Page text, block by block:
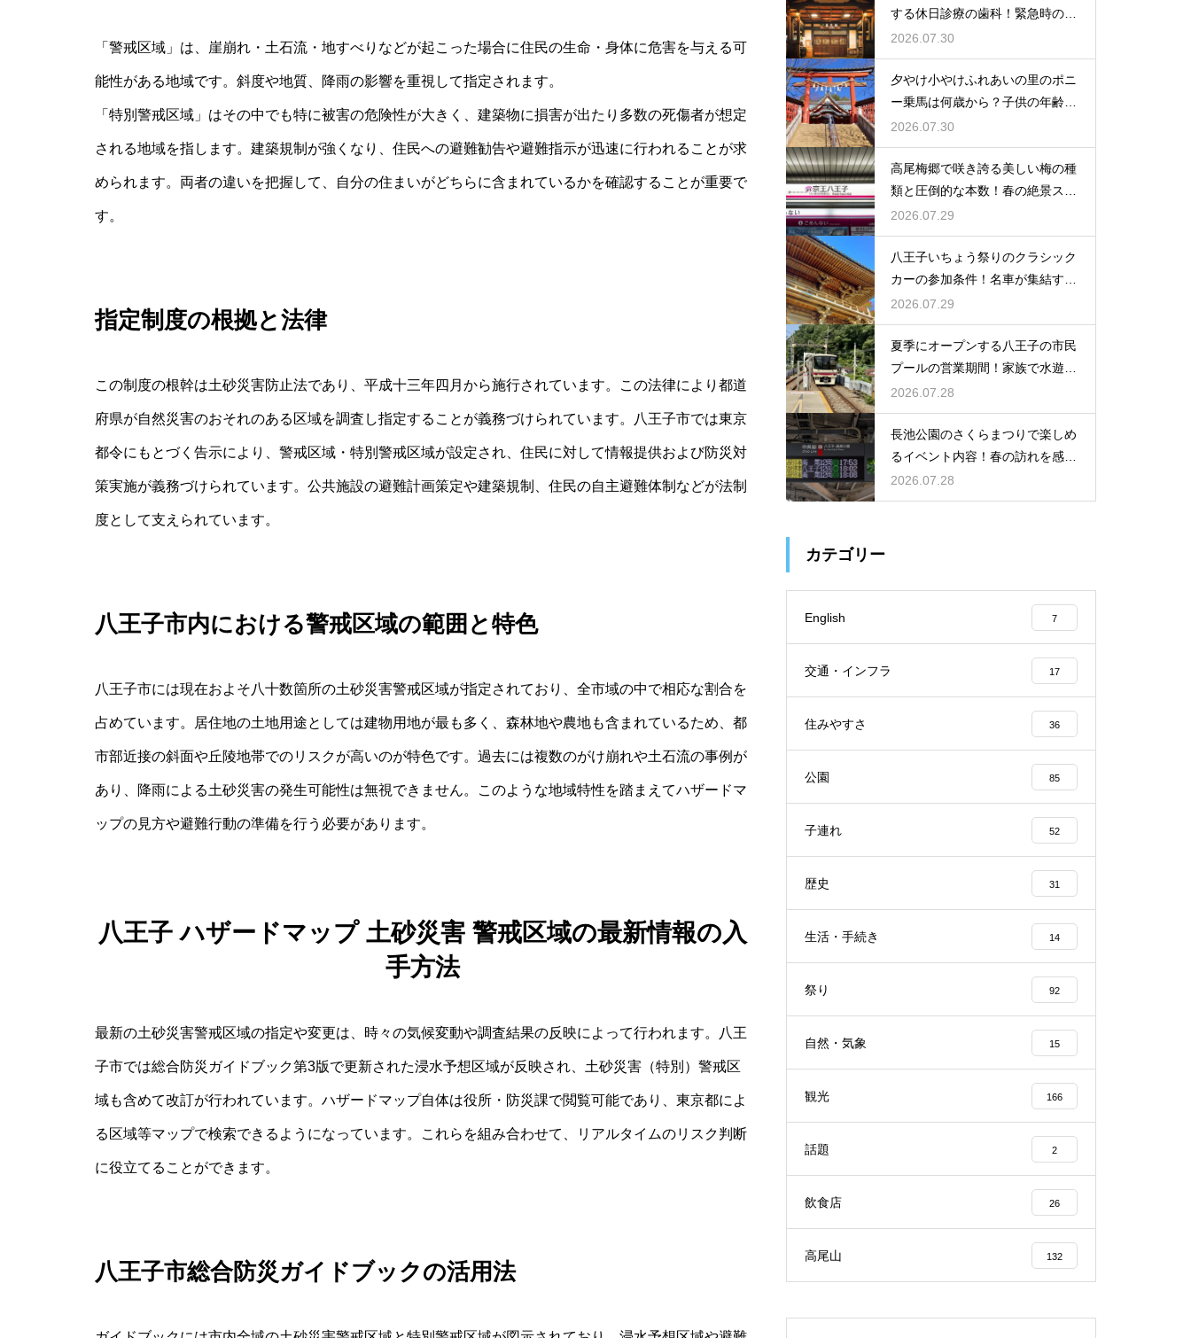
「警戒区域」は、崖崩れ・土石流・地すべりなどが起こった場合に住民の生命・身体に危害を与える可
能性がある地域です。斜度や地質、降雨の影響を重視して指定されます。
「特別警戒区域」はその中でも特に被害の危険性が大きく、建築物に損害が出たり多数の死傷者が想定
される地域を指します。建築規制が強くなり、住民への避難勧告や避難指示が迅速に行われることが求
められます。両者の違いを把握して、自分の住まいがどちらに含まれているかを確認することが重要で
す。
指定制度の根拠と法律
この制度の根幹は土砂災害防止法であり、平成十三年四月から施行されています。この法律により都道
府県が自然災害のおそれのある区域を調査し指定することが義務づけられています。八王子市では東京
都令にもとづく告示により、警戒区域・特別警戒区域が設定され、住民に対して情報提供および防災対
策実施が義務づけられています。公共施設の避難計画策定や建築規制、住民の自主避難体制などが法制
度として支えられています。
八王子市内における警戒区域の範囲と特色
八王子市には現在およそ八十数箇所の土砂災害警戒区域が指定されており、全市域の中で相応な割合を
占めています。居住地の土地用途としては建物用地が最も多く、森林地や農地も含まれているため、都
市部近接の斜面や丘陵地帯でのリスクが高いのが特色です。過去には複数のがけ崩れや土石流の事例が
あり、降雨による土砂災害の発生可能性は無視できません。このような地域特性を踏まえてハザードマ
ップの見方や避難行動の準備を行う必要があります。
八王子 ハザードマップ 土砂災害 警戒区域の最新情報の入
手方法
最新の土砂災害警戒区域の指定や変更は、時々の気候変動や調査結果の反映によって行われます。八王
子市では総合防災ガイドブック第3版で更新された浸水予想区域が反映され、土砂災害（特別）警戒区
域も含めて改訂が行われています。ハザードマップ自体は役所・防災課で閲覧可能であり、東京都によ
る区域等マップで検索できるようになっています。これらを組み合わせて、リアルタイムのリスク判断
に役立てることができます。
八王子市総合防災ガイドブックの活用法
する休日診療の歯科！緊急時の強
い味方
2026.07.30
夕やけ小やけふれあいの里のポニ
ー乗馬は何歳から？子供の年齢と
利用条件
2026.07.30
高尾梅郷で咲き誇る美しい梅の種
類と圧倒的な本数！春の絶景スポ
ット紹介
2026.07.29
八王子いちょう祭りのクラシック
カーの参加条件！名車が集結する
大興奮の嵐
2026.07.29
夏季にオープンする八王子の市民
プールの営業期間！家族で水遊び
を満喫
2026.07.28
長池公園のさくらまつりで楽しめ
るイベント内容！春の訪れを感じ
るお花見
2026.07.28
カテゴリー
English 7
交通・インフラ 17
住みやすさ 36
公園 85
子連れ 52
歴史 31
生活・手続き 14
祭り 92
自然・気象 15
観光 166
話題 2
飲食店 26
高尾山 132